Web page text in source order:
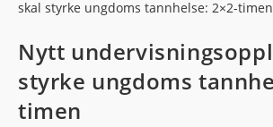
Nytt
styrke ungdoms
timen